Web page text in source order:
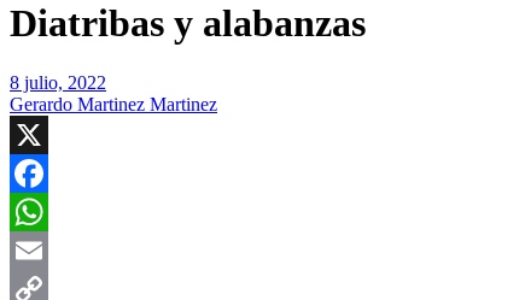
Diatribas y alabanzas
8 julio, 2022
Gerardo Martinez Martinez
X
Facebook
WhatsApp
Email